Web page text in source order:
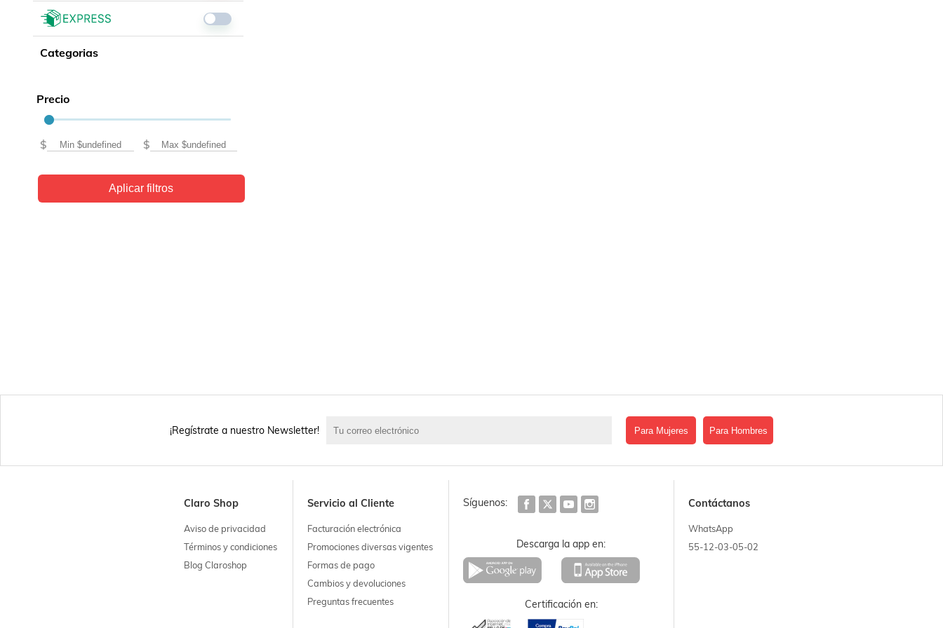
Películas, series de tv y música
Farmacia
Categorias
Precio
$ $
Aplicar filtros
¡Regístrate a nuestro Newsletter! Para Mujeres Para Hombres
Claro Shop
Aviso de privacidad
Términos y condiciones
Blog Claroshop
Servicio al Cliente
Facturación electrónica
Promociones diversas vigentes
Formas de pago
Cambios y devoluciones
Preguntas frecuentes
Síguenos:
Descarga la app en:
Certificación en:
Contáctanos
WhatsApp
55-12-03-05-02